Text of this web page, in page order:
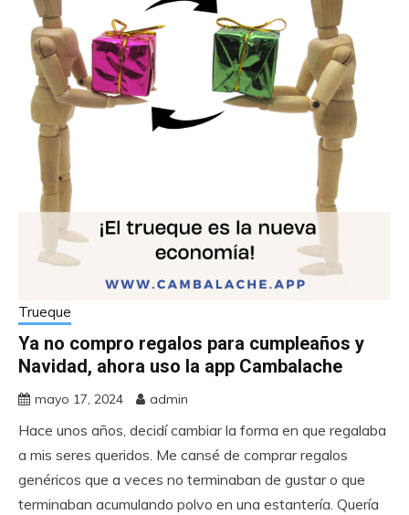
Trueque
Ya no compro regalos para cumpleaños y
Navidad, ahora uso la app Cambalache
mayo 17, 2024 admin
Hace unos años, decidí cambiar la forma en que regalaba
a mis seres queridos. Me cansé de comprar regalos
genéricos que a veces no terminaban de gustar o que
terminaban acumulando polvo en una estantería. Quería